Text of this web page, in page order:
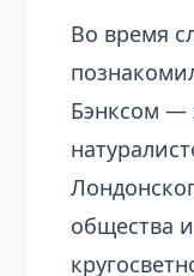
Во время
Бэнксом —
общества